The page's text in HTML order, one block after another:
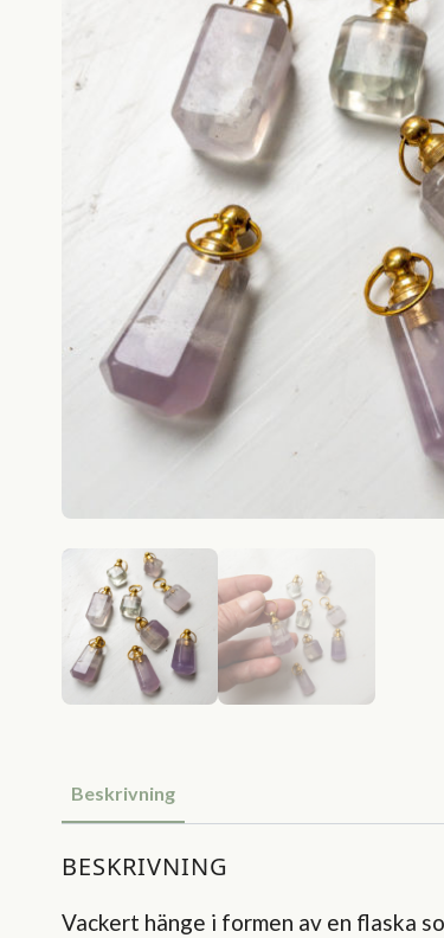
Beskrivning
BESKRIVNING
Vackert hänge i formen av en flaska